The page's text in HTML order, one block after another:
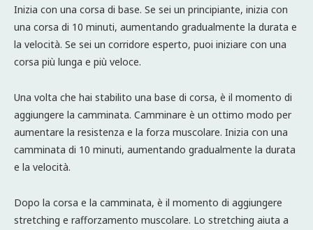
Inizia con una corsa di base. Se sei un principiante, inizia con
una corsa di 10 minuti, aumentando gradualmente la durata e
la velocità. Se sei un corridore esperto, puoi iniziare con una
corsa più lunga e più veloce.
Una volta che hai stabilito una base di corsa, è il momento di
aggiungere la camminata. Camminare è un ottimo modo per
aumentare la resistenza e la forza muscolare. Inizia con una
camminata di 10 minuti, aumentando gradualmente la durata
e la velocità.
Dopo la corsa e la camminata, è il momento di aggiungere
stretching e rafforzamento muscolare. Lo stretching aiuta a